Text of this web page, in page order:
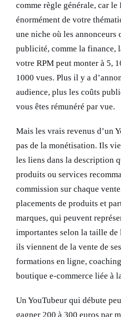
comme règle générale, car le
énormément de votre
une niche où les annonceurs
publicité, comme la finance,
votre RPM peut monter à 5,
1000 vues. Plus il y a
audience, plus les coûts
vous êtes rémunéré par vue.
Mais les vrais revenus d’un
pas de la monétisation. Ils
les liens dans la description
produits ou services
commission sur chaque
placements de produits et
marques, qui peuvent
importantes selon la taille de
ils viennent de la vente de
formations en ligne,
boutique e-commerce liée à
Un YouTubeur qui débute
gagner 200 à 300 euros par